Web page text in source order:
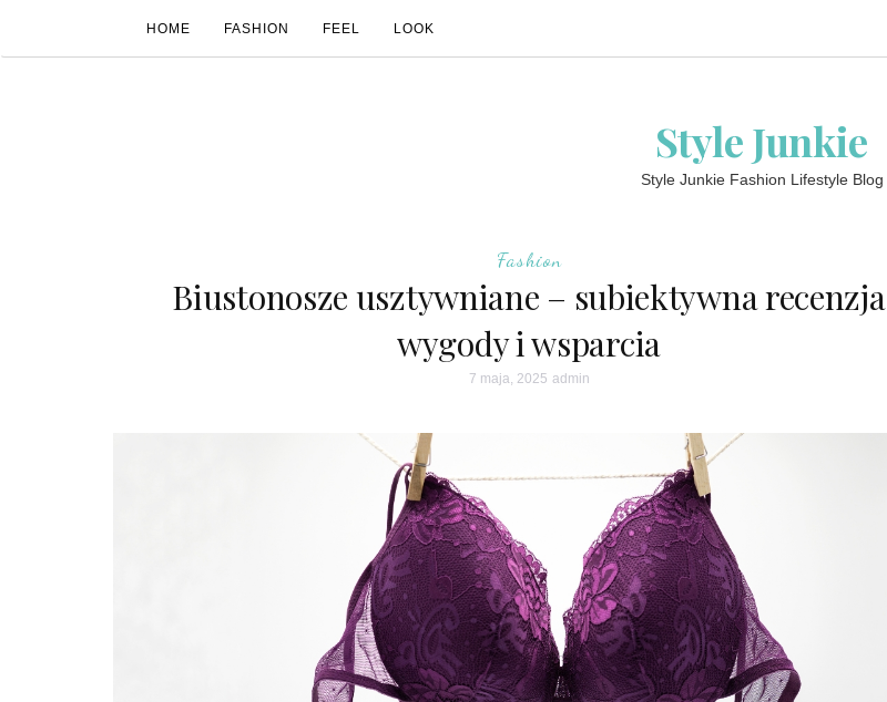
HOME FASHION FEEL LOOK
Style Junkie
Style Junkie Fashion Lifestyle Blog
Fashion
Biustonosze usztywniane – subiektywna recenzja
wygody i wsparcia
7 maja, 2025 admin